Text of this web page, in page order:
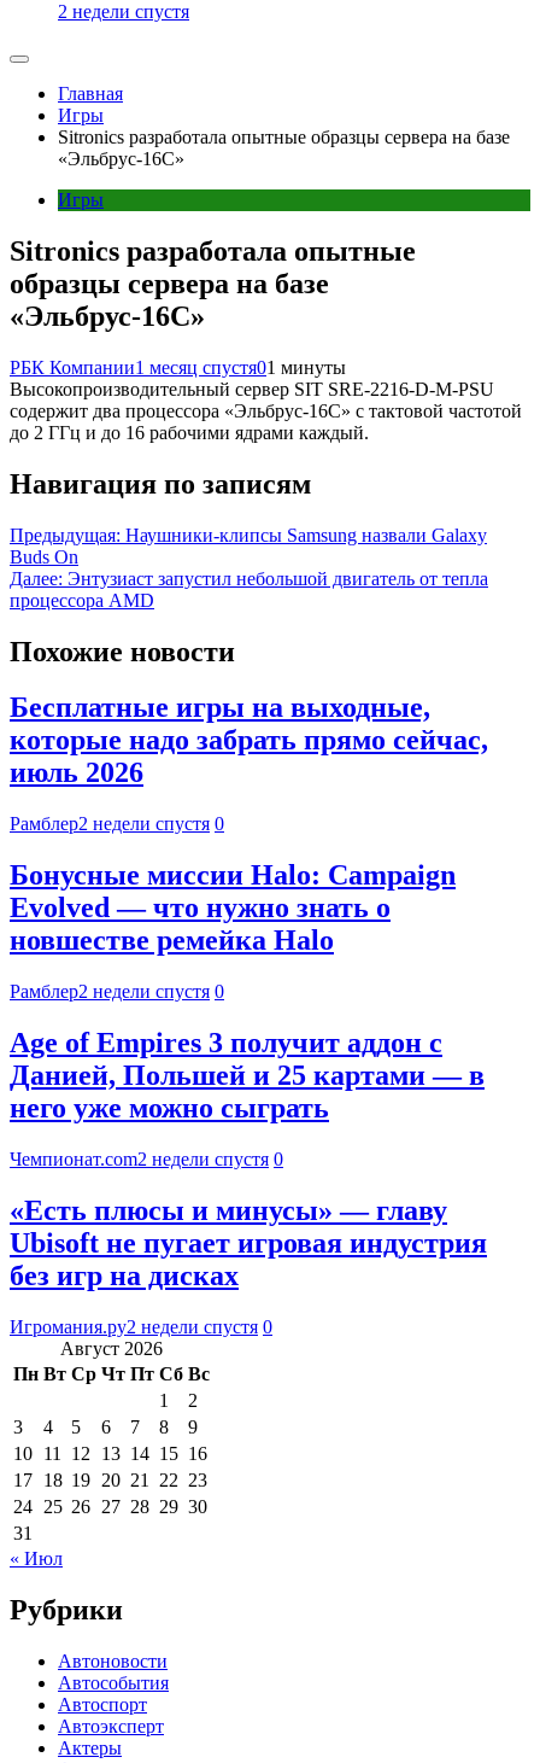
2 недели спустя
Главная
Игры
Sitronics разработала опытные образцы сервера на базе
«Эльбрус-16С»
Игры
Sitronics разработала опытные
образцы сервера на базе
«Эльбрус-16С»
РБК Компании1 месяц спустя01 минуты
Высокопроизводительный сервер SIT SRE-2216-D-M-PSU
содержит два процессора «Эльбрус-16С» с тактовой частотой
до 2 ГГц и до 16 рабочими ядрами каждый.
Навигация по записям
Предыдущая: Наушники-клипсы Samsung назвали Galaxy
Buds On
Далее: Энтузиаст запустил небольшой двигатель от тепла
процессора AMD
Похожие новости
Бесплатные игры на выходные,
которые надо забрать прямо сейчас,
июль 2026
Рамблер2 недели спустя 0
Бонусные миссии Halo: Campaign
Evolved — что нужно знать о
новшестве ремейка Halo
Рамблер2 недели спустя 0
Age of Empires 3 получит аддон с
Данией, Польшей и 25 картами — в
него уже можно сыграть
Чемпионат.com2 недели спустя 0
«Есть плюсы и минусы» — главу
Ubisoft не пугает игровая индустрия
без игр на дисках
Игромания.ру2 недели спустя 0
Август 2026
Пн Вт Ср Чт Пт Сб Вс
1
2
3
4 5 6 7 8
9
10 11 12 13 14 15 16
17 18 19 20 21 22 23
24 25 26 27 28 29 30
31
« Июл
Рубрики
Автоновости
Автособытия
Автоспорт
Автоэксперт
Актеры